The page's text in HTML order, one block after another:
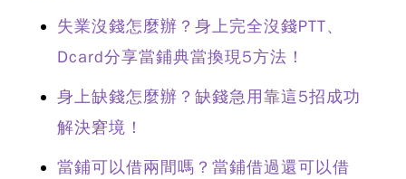
失業沒錢怎麼辦？身上完全沒錢PTT、
Dcard分享當鋪典當換現5方法！
身上缺錢怎麼辦？缺錢急用靠這5招成功
解決窘境！
當鋪可以借兩間嗎？當鋪借過還可以借